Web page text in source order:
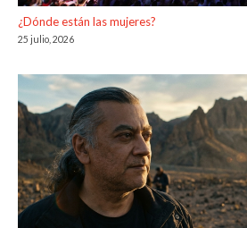
¿Dónde están las mujeres?
25 julio, 2026